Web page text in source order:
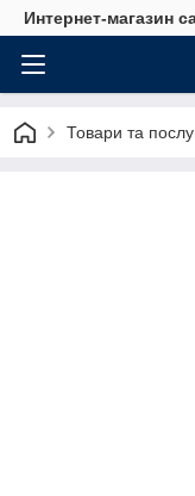
Интернет-магазин
Товари та